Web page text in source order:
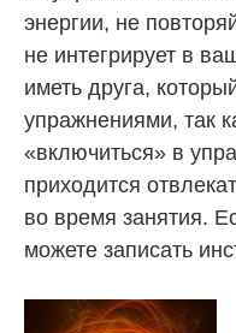
энергии, не
не интегрирует в
иметь друга,
упражнениями, так
«включиться» в
приходится
во время занятия.
можете записать